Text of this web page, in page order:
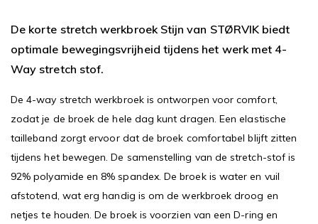
De korte stretch werkbroek Stijn van STØRVIK biedt
optimale bewegingsvrijheid tijdens het werk met 4-
Way stretch stof.
De 4-way stretch werkbroek is ontworpen voor comfort,
zodat je de broek de hele dag kunt dragen. Een elastische
tailleband zorgt ervoor dat de broek comfortabel blijft zitten
tijdens het bewegen. De samenstelling van de stretch-stof is
92% polyamide en 8% spandex. De broek is water en vuil
afstotend, wat erg handig is om de werkbroek droog en
netjes te houden. De broek is voorzien van een D-ring en